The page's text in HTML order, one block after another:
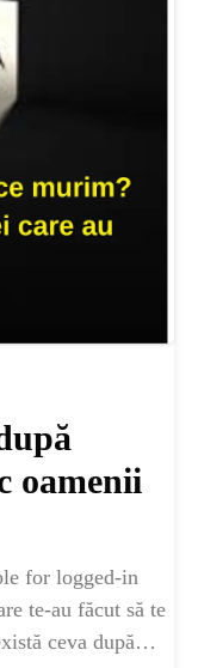
oamenii
for logged-in
te-au făcut să te
ceva după